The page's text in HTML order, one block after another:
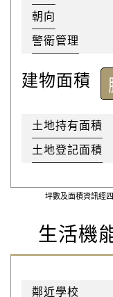
朝向
警衛管理
建物面積
土地持有面積
土地登記面積
坪數及面積資訊經
生活機
鄰近學校